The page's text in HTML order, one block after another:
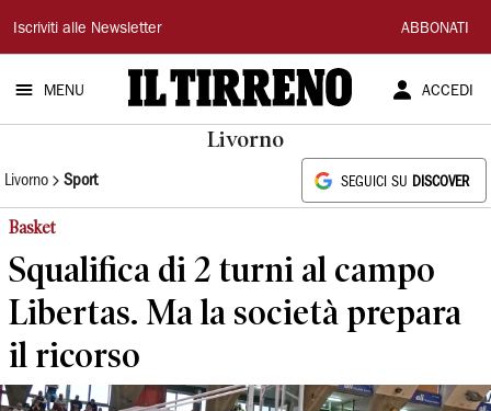
Il
Tirreno
Iscriviti alle Newsletter ABBONATI
MENU ACCEDI
Livorno
Livorno Sport SEGUICI SU DISCOVER
Basket
Squalifica di 2 turni al campo
Libertas. Ma la società prepara
il ricorso